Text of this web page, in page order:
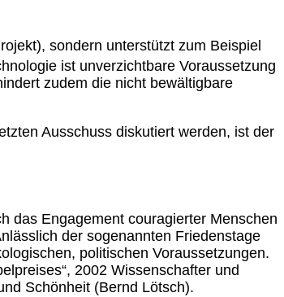
sondern unterstützt zum Beispiel
ist unverzichtbare Voraussetzung
zudem die nicht bewältigbare
Ausschuss diskutiert werden, ist der
das Engagement couragierter Menschen
der sogenannten Friedenstage
politischen Voraussetzungen.
2002 Wissenschafter und
Schönheit (Bernd Lötsch).